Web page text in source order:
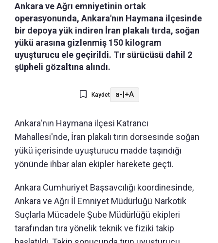
Ankara ve Ağrı emniyetinin ortak
operasyonunda, Ankara'nın Haymana ilçesinde
bir depoya yük indiren İran plakalı tırda, soğan
yükü arasına gizlenmiş 150 kilogram
uyuşturucu ele geçirildi. Tır sürücüsü dahil 2
şüpheli gözaltına alındı.
Kaydet a- +A
Ankara'nın Haymana ilçesi Katrancı
Mahallesi'nde, İran plakalı tırın dorsesinde soğan
yükü içerisinde uyuşturucu madde taşındığı
yönünde ihbar alan ekipler harekete geçti.
Ankara Cumhuriyet Başsavcılığı koordinesinde,
Ankara ve Ağrı İl Emniyet Müdürlüğü Narkotik
Suçlarla Mücadele Şube Müdürlüğü ekipleri
tarafından tıra yönelik teknik ve fiziki takip